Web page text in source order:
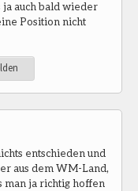
ja auch bald wieder
Position nicht
entschieden und
aus dem WM-Land,
man ja richtig hoffen